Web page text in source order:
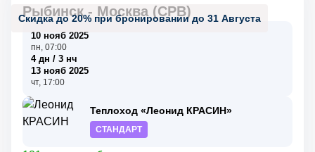
Скидка до 20% при бронировании до 31 Августа
Рыбинск - Москва (СРВ)
10 нояб 2025
пн, 07:00
4 дн / 3 нч
13 нояб 2025
чт, 17:00
Теплоход «Леонид КРАСИН»
СТАНДАРТ